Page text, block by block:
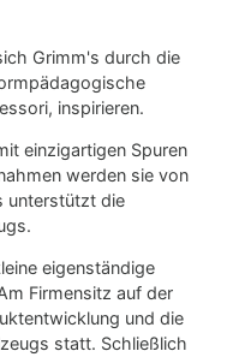
Grimm's durch die
inspirieren.
einzigartigen Spuren
werden sie von
unterstützt die
eigenständige
Firmensitz auf der
und die
statt. Schließlich